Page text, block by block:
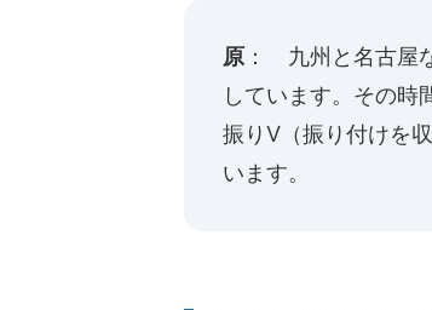
原 ： 九州と名古屋
しています。その時
振りV（振り付けを
います。